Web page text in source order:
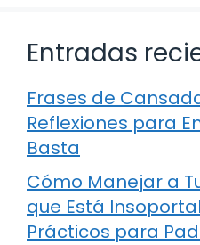
Entradas
Frases de
Reflexiones para
Basta
Cómo Manejar a
que Está
Prácticos para